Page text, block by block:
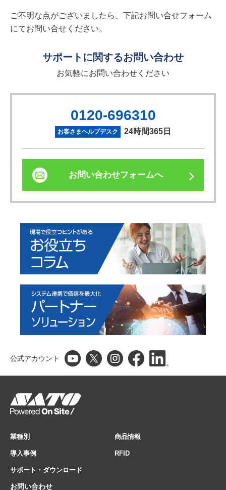
ご不明な点がございましたら、下記お問い合せフォーム
にてお問い合せください。
サポートに関するお問い合わせ
お気軽にお問い合わせください
0120-696310
お客さまヘルプデスク 24時間365日
お問い合わせフォームへ
公式アカウント
業種別 商品情報
導入事例 RFID
サポート・ダウンロード
お問い合わせ